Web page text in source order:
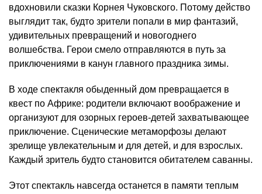
вдохновили сказки Корнея Чуковского. Потому действо
выглядит так, будто зрители попали в мир фантазий,
удивительных превращений и новогоднего
волшебства. Герои смело отправляются в путь за
приключениями в канун главного праздника зимы.
В ходе спектакля обыденный дом превращается в
квест по Африке: родители включают воображение и
организуют для озорных героев-детей захватывающее
приключение. Сценические метаморфозы делают
зрелище увлекательным и для детей, и для взрослых.
Каждый зритель будто становится обитателем саванны.
Этот спектакль навсегда останется в памяти теплым